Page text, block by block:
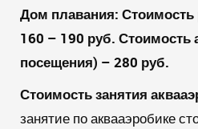
Дом плавания: Стоимость
160 – 190 руб. Стоимость
посещения) – 280 руб.
Стоимость занятия
занятие по аквааэробике